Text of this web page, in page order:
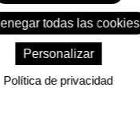
gustarte
todas las cookies
Personalizar
Política de privacidad